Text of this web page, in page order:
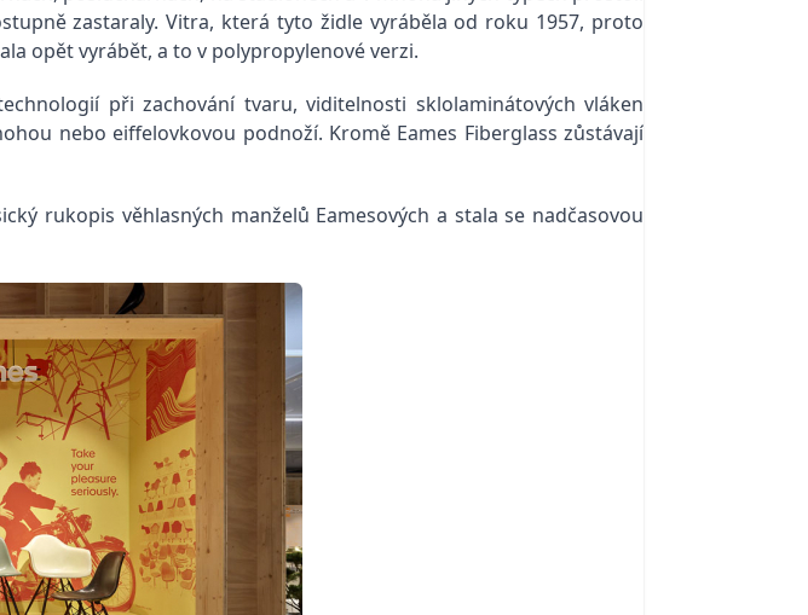
zastaraly. Vitra, která tyto židle vyráběla od roku 1957, proto
opět vyrábět, a to v polypropylenové verzi.
při zachování tvaru, viditelnosti sklolaminátových vláken
nebo eiffelovkovou podnoží. Kromě Eames Fiberglass zůstávají
rukopis věhlasných manželů Eamesových a stala se nadčasovou